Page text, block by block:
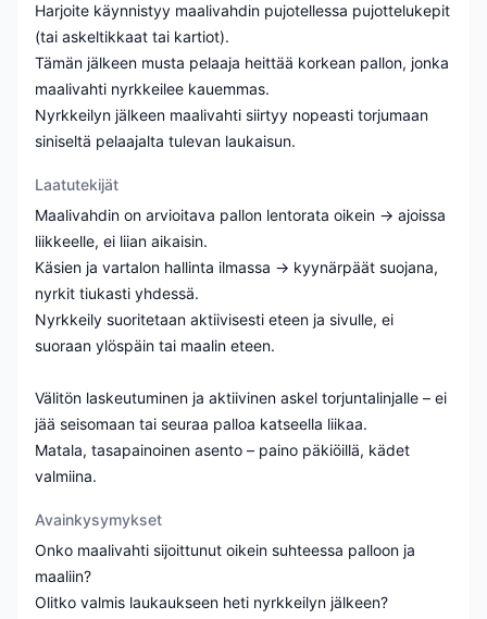
Harjoite käynnistyy maalivahdin pujotellessa pujottelukepit
(tai askeltikkaat tai kartiot).
Tämän jälkeen musta pelaaja heittää korkean pallon, jonka
maalivahti nyrkkeilee kauemmas.
Nyrkkeilyn jälkeen maalivahti siirtyy nopeasti torjumaan
siniseltä pelaajalta tulevan laukaisun.
Laatutekijät
Maalivahdin on arvioitava pallon lentorata oikein → ajoissa
liikkeelle, ei liian aikaisin.
Käsien ja vartalon hallinta ilmassa → kyynärpäät suojana,
nyrkit tiukasti yhdessä.
Nyrkkeily suoritetaan aktiivisesti eteen ja sivulle, ei
suoraan ylöspäin tai maalin eteen.
Välitön laskeutuminen ja aktiivinen askel torjuntalinjalle – ei
jää seisomaan tai seuraa palloa katseella liikaa.
Matala, tasapainoinen asento – paino päkiöillä, kädet
valmiina.
Avainkysymykset
Onko maalivahti sijoittunut oikein suhteessa palloon ja
maaliin?
Olitko valmis laukaukseen heti nyrkkeilyn jälkeen?